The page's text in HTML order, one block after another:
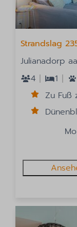
Strandslag
Julianadorp
4
1
Zu Fuß